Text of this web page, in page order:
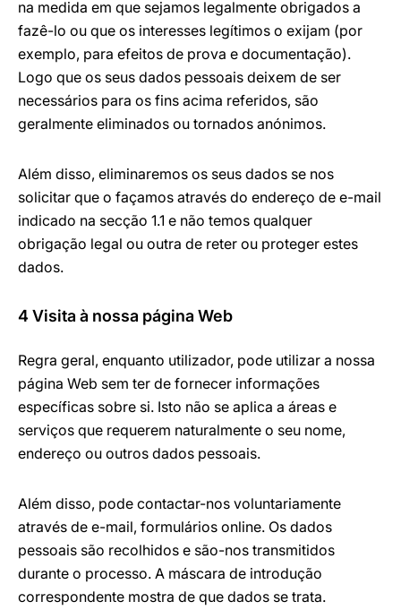
na medida em que sejamos legalmente obrigados a
fazê-lo ou que os interesses legítimos o exijam (por
exemplo, para efeitos de prova e documentação).
Logo que os seus dados pessoais deixem de ser
necessários para os fins acima referidos, são
geralmente eliminados ou tornados anónimos.
Além disso, eliminaremos os seus dados se nos
solicitar que o façamos através do endereço de e-mail
indicado na secção 1.1 e não temos qualquer
obrigação legal ou outra de reter ou proteger estes
dados.
4 Visita à nossa página Web
Regra geral, enquanto utilizador, pode utilizar a nossa
página Web sem ter de fornecer informações
específicas sobre si. Isto não se aplica a áreas e
serviços que requerem naturalmente o seu nome,
endereço ou outros dados pessoais.
Além disso, pode contactar-nos voluntariamente
através de e-mail, formulários online. Os dados
pessoais são recolhidos e são-nos transmitidos
durante o processo. A máscara de introdução
correspondente mostra de que dados se trata.